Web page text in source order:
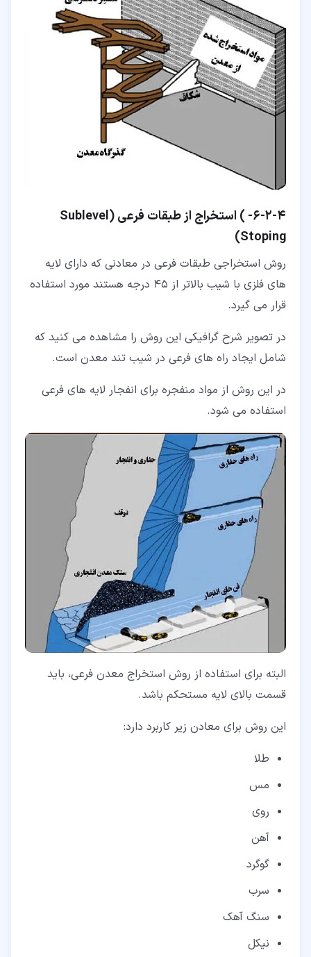
۴‏-‏۲‏-‏۶‏- ) استخراج از طبقات فرعی (Sublevel
Stoping)
روش استخراجی طبقات فرعی در معادنی که دارای لایه
های فلزی با شیب بالاتر از 45 درجه هستند مورد استفاده
قرار می گیرد.
در تصویر شرح گرافیکی این روش را مشاهده می کنید که
شامل ایجاد راه های فرعی در شیب تند معدن است.
در این روش از مواد منفجره برای انفجار لایه های فرعی
استفاده می شود.
البته برای استفاده از روش استخراج معدن فرعی، باید
قسمت بالای لایه مستحکم باشد.
این روش برای معادن زیر کاربرد دارد:
طلا
مس
روی
آهن
گوگرد
سرب
سنگ آهک
نیکل